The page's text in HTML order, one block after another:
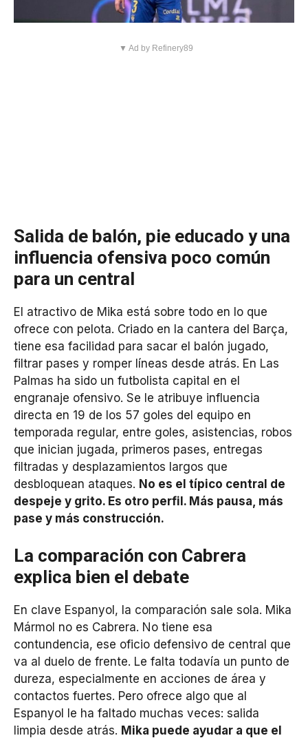
▼ Ad by Refinery89
Salida de balón, pie educado y una
influencia ofensiva poco común
para un central
El atractivo de Mika está sobre todo en lo que
ofrece con pelota. Criado en la cantera del Barça,
tiene esa facilidad para sacar el balón jugado,
filtrar pases y romper líneas desde atrás. En Las
Palmas ha sido un futbolista capital en el
engranaje ofensivo. Se le atribuye influencia
directa en 19 de los 57 goles del equipo en
temporada regular, entre goles, asistencias, robos
que inician jugada, primeros pases, entregas
filtradas y desplazamientos largos que
desbloquean ataques. No es el típico central de
despeje y grito. Es otro perfil. Más pausa, más
pase y más construcción.
La comparación con Cabrera
explica bien el debate
En clave Espanyol, la comparación sale sola. Mika
Mármol no es Cabrera. No tiene esa
contundencia, ese oficio defensivo de central que
va al duelo de frente. Le falta todavía un punto de
dureza, especialmente en acciones de área y
contactos fuertes. Pero ofrece algo que al
Espanyol le ha faltado muchas veces: salida
limpia desde atrás. Mika puede ayudar a que el